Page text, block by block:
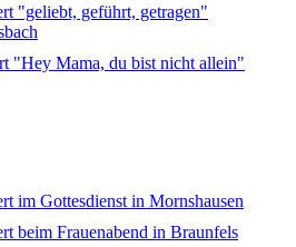
"geliebt, geführt, getragen"
"Hey Mama, du bist nicht allein"
im Gottesdienst in Mornshausen
beim Frauenabend in Braunfels